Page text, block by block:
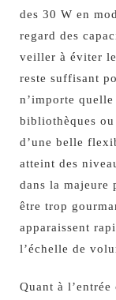
des 30 W en
regard des
veiller à éviter
reste suffisant
n’importe
bibliothèques
d’une belle
atteint des
dans la majeure
être trop
apparaissent
l’échelle de
Quant à